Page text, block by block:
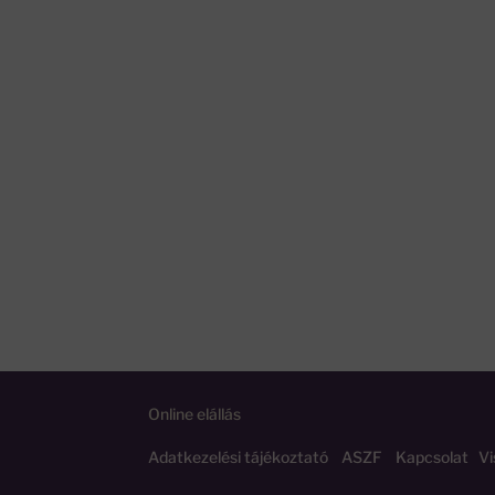
Online elállás
Adatkezelési tájékoztató ASZF Kapcsolat